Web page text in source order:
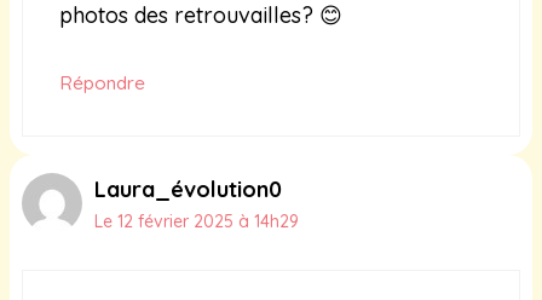
photos des retrouvailles? 😊
Répondre
Laura_évolution0
Le 12 février 2025 à 14h29